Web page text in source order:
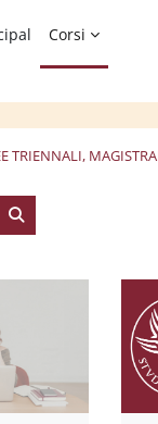
Corsi
TRIENNALI,
Buscar cursos